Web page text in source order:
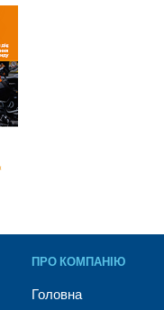
ПРО КОМПАНІЮ
Головна